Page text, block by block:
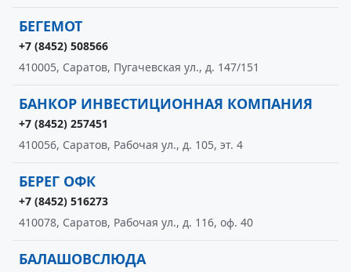
БЕГЕМОТ
+7 (8452) 508566
410005, Саратов, Пугачевская ул., д. 147/151
БАНКОР ИНВЕСТИЦИОННАЯ КОМПАНИЯ
+7 (8452) 257451
410056, Саратов, Рабочая ул., д. 105, эт. 4
БЕРЕГ ОФК
+7 (8452) 516273
410078, Саратов, Рабочая ул., д. 116, оф. 40
БАЛАШОВСЛЮДА